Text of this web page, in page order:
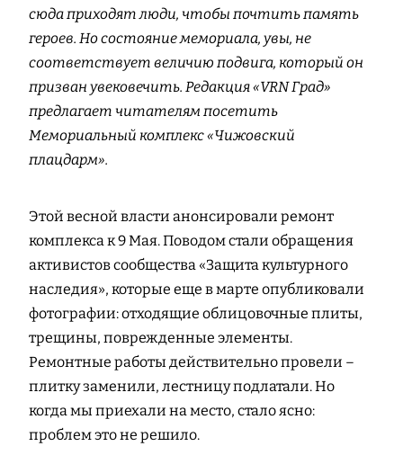
сюда приходят люди, чтобы почтить память
героев. Но состояние мемориала, увы, не
соответствует величию подвига, который он
призван увековечить. Редакция «VRN Град»
предлагает читателям посетить
Мемориальный комплекс «Чижовский
плацдарм».
Этой весной власти анонсировали ремонт
комплекса к 9 Мая. Поводом стали обращения
активистов сообщества «Защита культурного
наследия», которые еще в марте опубликовали
фотографии: отходящие облицовочные плиты,
трещины, поврежденные элементы.
Ремонтные работы действительно провели –
плитку заменили, лестницу подлатали. Но
когда мы приехали на место, стало ясно:
проблем это не решило.